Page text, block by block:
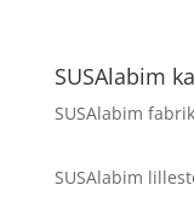
SUSAlabim
SUSAlabim
SUSAlabim